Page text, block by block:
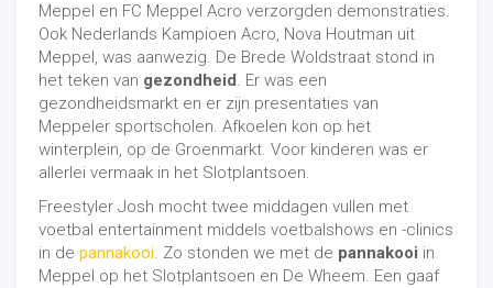
Meppel en FC Meppel Acro verzorgden demonstraties.
Ook Nederlands Kampioen Acro, Nova Houtman uit
Meppel, was aanwezig. De Brede Woldstraat stond in
het teken van gezondheid. Er was een
gezondheidsmarkt en er zijn presentaties van
Meppeler sportscholen. Afkoelen kon op het
winterplein, op de Groenmarkt. Voor kinderen was er
allerlei vermaak in het Slotplantsoen.
Freestyler Josh mocht twee middagen vullen met
voetbal entertainment middels voetbalshows en -clinics
in de pannakooi. Zo stonden we met de pannakooi in
Meppel op het Slotplantsoen en De Wheem. Een gaaf